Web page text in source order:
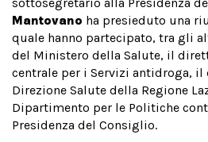
Mantovano ha presieduto una
quale hanno partecipato, tra gli
del Ministero della Salute, il
centrale per i Servizi antidroga,
Direzione Salute della Regione
Dipartimento per le Politiche
Presidenza del Consiglio.